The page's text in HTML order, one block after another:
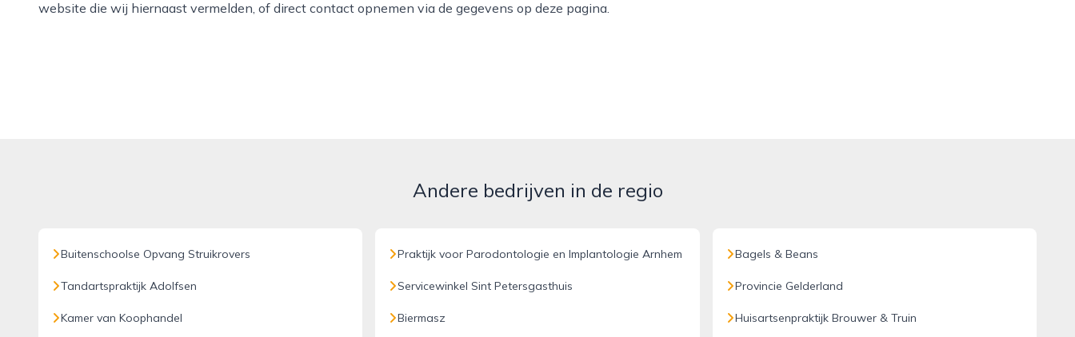
website die wij hiernaast vermelden, of direct contact opnemen via de gegevens op deze pagina.
Andere bedrijven in de regio
Buitenschoolse Opvang Struikrovers
Tandartspraktijk Adolfsen
Kamer van Koophandel
Praktijk voor Parodontologie en Implantologie Arnhem
Servicewinkel Sint Petersgasthuis
Biermasz
Bagels & Beans
Provincie Gelderland
Huisartsenpraktijk Brouwer & Truin